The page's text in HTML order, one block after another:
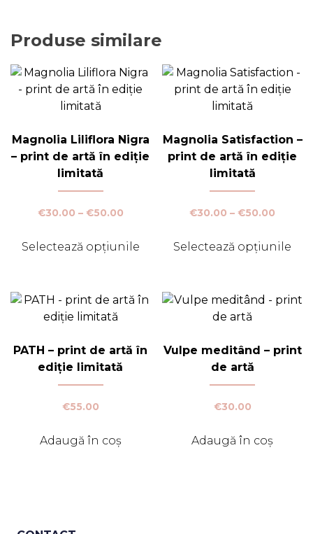
Produse similare
Magnolia Liliflora Nigra
– print de artă în ediție
limitată
€30.00 – €50.00Interval
prețuri:
€30.00
€50.00
Selectează opțiunile
are
mai
variații.
Opțiunile
pot
fi
în
Magnolia Satisfaction –
print de artă în ediție
limitată
€30.00 – €50.00
prețuri:
€30.00
€50.00
Selectează opțiunile
are
mai
variații.
Opțiunile
pot
fi
în
PATH – print de artă în
ediție limitată
€55.00
Adaugă în coș
Vulpe meditând – print
de artă
€30.00
Adaugă în coș